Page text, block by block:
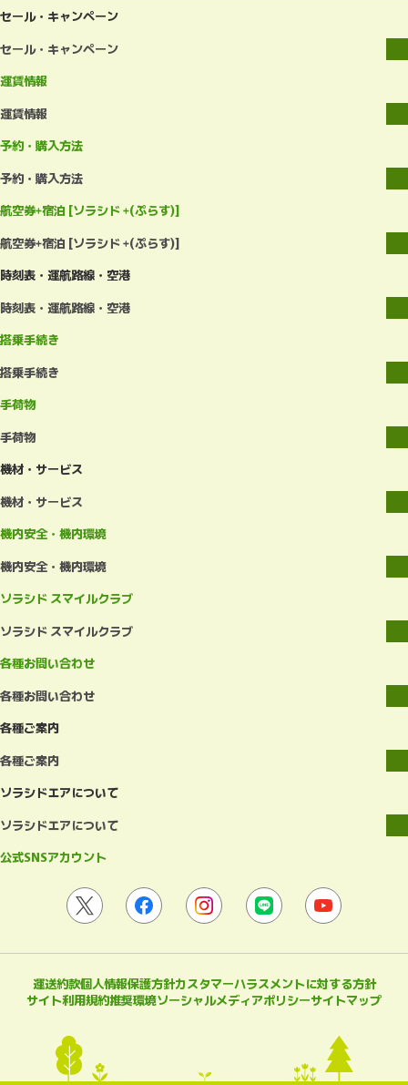
セール・キャンペーン
セール・キャンペーン
運賃情報
運賃情報
予約・購入方法
予約・購入方法
航空券+宿泊 [ソラシド +(ぷらす)]
航空券+宿泊 [ソラシド +(ぷらす)]
時刻表・運航路線・空港
時刻表・運航路線・空港
搭乗手続き
搭乗手続き
手荷物
手荷物
機材・サービス
機材・サービス
機内安全・機内環境
機内安全・機内環境
ソラシド スマイルクラブ
ソラシド スマイルクラブ
各種お問い合わせ
各種お問い合わせ
各種ご案内
各種ご案内
ソラシドエアについて
ソラシドエアについて
公式SNSアカウント
運送約款個人情報保護方針カスタマーハラスメントに対する方針
サイト利用規約推奨環境ソーシャルメディアポリシーサイトマップ